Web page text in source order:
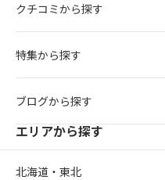
クチコミから探す
特集から探す
ブログから探す
エリアから探す
北海道・東北